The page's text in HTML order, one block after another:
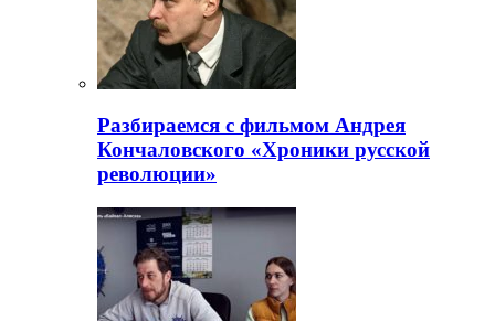
Разбираемся с фильмом Андрея
Кончаловского «Хроники русской
революции»